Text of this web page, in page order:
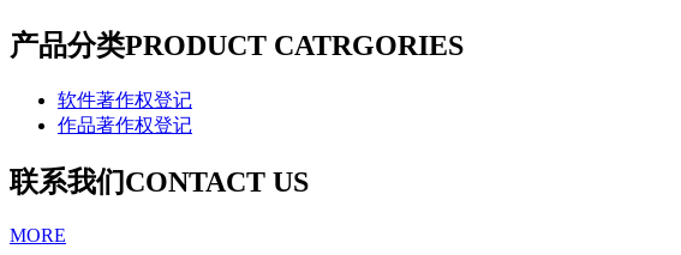
产品分类PRODUCT CATRGORIES
软件著作权登记
作品著作权登记
联系我们CONTACT US
MORE